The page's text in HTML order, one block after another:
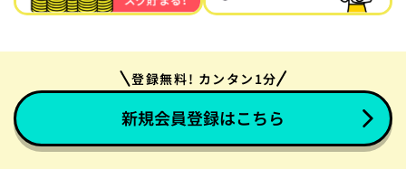
登録無料! カンタン1分
新規会員登録はこちら